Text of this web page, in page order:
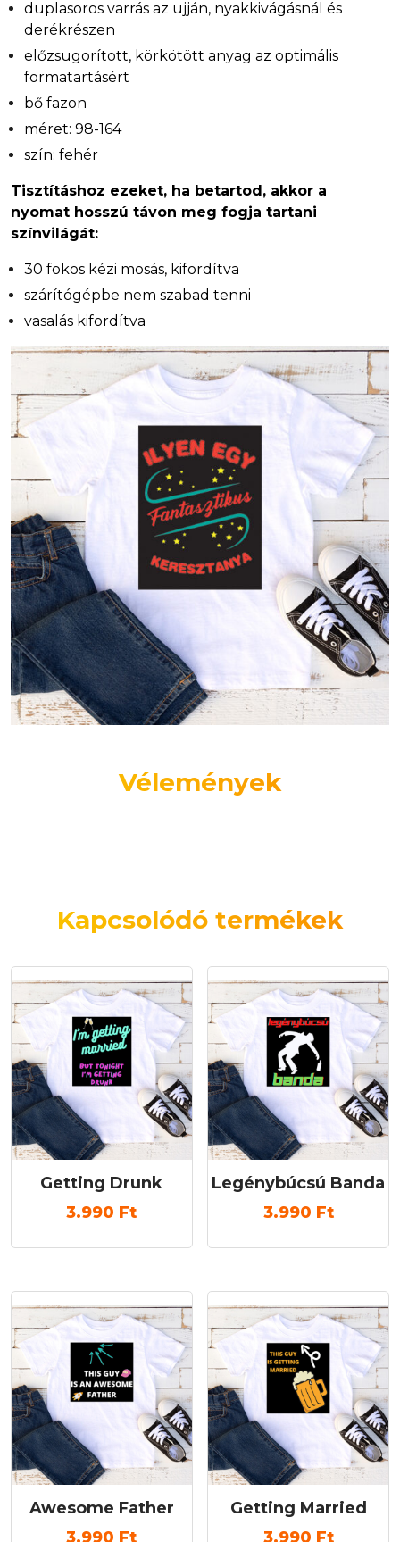
duplasoros varrás az ujján, nyakkivágásnál és
derékrészen
előzsugorított, körkötött anyag az optimális
formatartásért
bő fazon
méret: 98-164
szín: fehér
Tisztításhoz ezeket, ha betartod, akkor a
nyomat hosszú távon meg fogja tartani
színvilágát:
30 fokos kézi mosás, kifordítva
szárítógépbe nem szabad tenni
vasalás kifordítva
Vélemények
Kapcsolódó termékek
Getting Drunk
3.990 Ft
Legénybúcsú Banda
3.990 Ft
Awesome Father
3.990 Ft
Getting Married
3.990 Ft